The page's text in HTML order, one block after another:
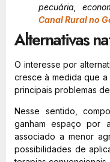
pecuária,
Canal Rural no
Alternativas
O interesse por
cresce à medida que
principais problemas
Nesse sentido,
ganham espaço por
associado a menor
possibilidades de